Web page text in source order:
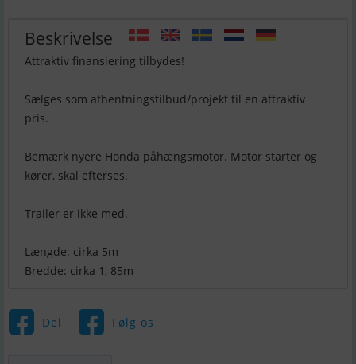
Beskrivelse
Attraktiv finansiering tilbydes!
Sælges som afhentningstilbud/projekt til en attraktiv
pris.
Bemærk nyere Honda påhængsmotor. Motor starter og
kører, skal efterses.
Trailer er ikke med.
Længde: cirka 5m
Bredde: cirka 1, 85m
Del Følg os